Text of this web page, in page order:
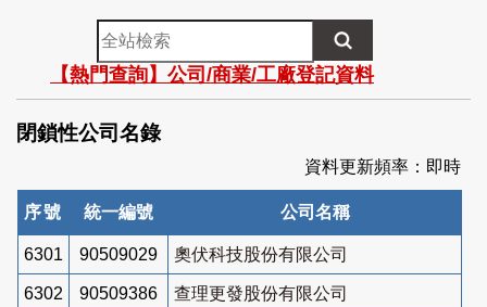
全
站
檢
索
【熱門查詢】公司/商業/工廠登記資料
閉鎖性公司名錄
資料更新頻率：即時
序號 統一編號 公司名稱
6301 90509029 奧伏科技股份有限公司
6302 90509386 查理更發股份有限公司